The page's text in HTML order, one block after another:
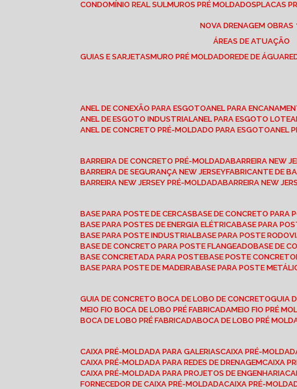
CONDOMÍNIO REAL SUL
MUROS PRÉ MOLDADOS PLACAS
NOVA DRENAGEM OBRAS
ÁREAS DE ATUAÇÃO
GUIAS E SARJETAS
MURO PRÉ MOLDADO REDE DE ÁGUA
ANEL DE CONEXÃO PARA ESGOTO ANEL PARA
ANEL DE ESGOTO INDUSTRIAL ANEL PARA ESGOTO
ANEL DE CONCRETO PRÉ-MOLDADO PARA ESGOTO ANEL
BARREIRA DE CONCRETO PRÉ-MOLDADA BARREIRA NEW
BARREIRA DE SEGURANÇA NEW JERSEY FABRICANTE DE
BARREIRA NEW JERSEY PRÉ-MOLDADA BARREIRA NEW
BASE PARA POSTE DE CERCAS BASE DE CONCRETO PARA
BASE PARA POSTES DE ENERGIA ELÉTRICA BASE PARA
BASE PARA POSTE INDUSTRIAL BASE PARA POSTE
BASE DE CONCRETO PARA POSTE FLANGEADO BASE DE
BASE CONCRETADA PARA POSTE BASE POSTE CONCRETO
BASE PARA POSTE DE MADEIRA BASE PARA POSTE
GUIA DE CONCRETO BOCA DE LOBO DE CONCRETO
GUIA
MEIO FIO BOCA DE LOBO PRÉ FABRICADA
MEIO FIO PRÉ
BOCA DE LOBO PRÉ FABRICADA BOCA DE LOBO PRÉ
CAIXA PRÉ-MOLDADA PARA GALERIAS CAIXA PRÉ-
CAIXA PRÉ-MOLDADA PARA REDES DE DRENAGEM CAIXA
CAIXA PRÉ-MOLDADA PARA PROJETOS DE ENGENHARIA
FORNECEDOR DE CAIXA PRÉ-MOLDADA CAIXA PRÉ-